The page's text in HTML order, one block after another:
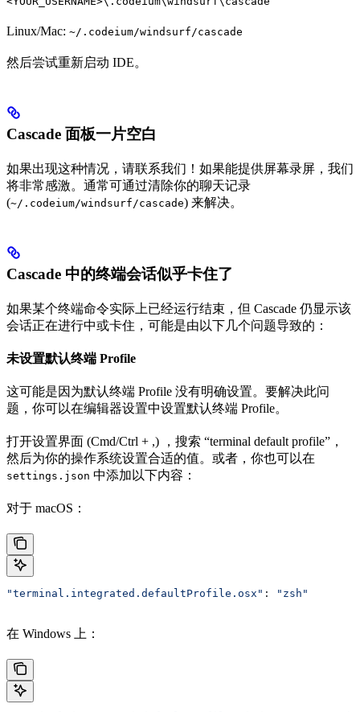
Linux/Mac: ~/.codeium/windsurf/cascade
然后尝试重新启动 IDE。
Cascade 面板一片空白
如果出现这种情况，请联系我们！如果能提供屏幕录屏，我们
将非常感激。通常可通过清除你的聊天记录
(~/.codeium/windsurf/cascade) 来解决。
Cascade 中的终端会话似乎卡住了
如果某个终端命令实际上已经运行结束，但 Cascade 仍显示该
会话正在进行中或卡住，可能是由以下几个问题导致的：
未设置默认终端 Profile
这可能是因为默认终端 Profile 没有明确设置。要解决此问
题，你可以在编辑器设置中设置默认终端 Profile。
打开设置界面 (Cmd/Ctrl + ,) ，搜索 “terminal default profile”，
然后为你的操作系统设置合适的值。或者，你也可以在
settings.json 中添加以下内容：
对于 macOS：
"terminal.integrated.defaultProfile.osx" : "zsh"
在 Windows 上：